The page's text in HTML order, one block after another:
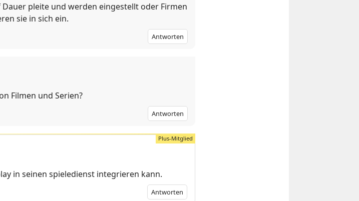
pleite und werden eingestellt oder Firmen
sie in sich ein.
Antworten
Filmen und Serien?
Antworten
in seinen spieledienst integrieren kann.
Antworten